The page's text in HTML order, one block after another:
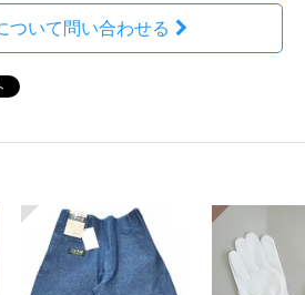
ついて問い合わせる